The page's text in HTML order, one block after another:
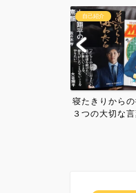
アスリートの名言・
【13年越しの
五輪女子ソフ